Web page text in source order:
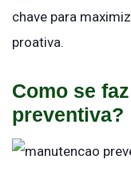
chave para
proativa.
Como se
preventiva?